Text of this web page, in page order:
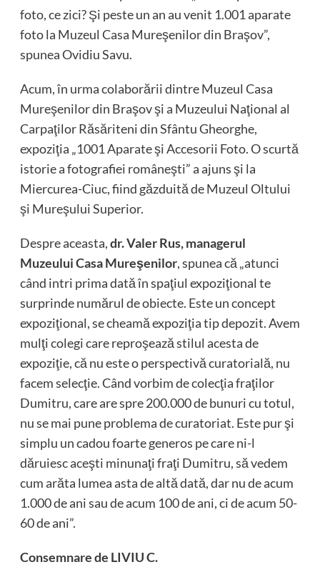
foto, ce zici? Şi peste un an au venit 1.001 aparate
foto la Muzeul Casa Mureşenilor din Braşov”,
spunea Ovidiu Savu.
Acum, în urma colaborării dintre Muzeul Casa
Mureşenilor din Braşov şi a Muzeului Naţional al
Carpaţilor Răsăriteni din Sfântu Gheorghe,
expoziţia „1001 Aparate şi Accesorii Foto. O scurtă
istorie a fotografiei româneşti” a ajuns şi la
Miercurea-Ciuc, fiind găzduită de Muzeul Oltului
şi Mureşului Superior.
Despre aceasta,dr. Valer Rus, managerul
Muzeului Casa Mureşenilor, spunea că „atunci
când intri prima dată în spaţiul expoziţional te
surprinde numărul de obiecte. Este un concept
expoziţional, se cheamă expoziţia tip depozit. Avem
mulţi colegi care reproşează stilul acesta de
expoziţie, că nu este o perspectivă curatorială, nu
facem selecţie. Când vorbim de colecţia fraţilor
Dumitru, care are spre 200.000 de bunuri cu totul,
nu se mai pune problema de curatoriat. Este pur şi
simplu un cadou foarte generos pe care ni-l
dăruiesc aceşti minunaţi fraţi Dumitru, să vedem
cum arăta lumea asta de altă dată, dar nu de acum
1.000 de ani sau de acum 100 de ani, ci de acum 50-
60 de ani”.
Consemnare de LIVIU C.